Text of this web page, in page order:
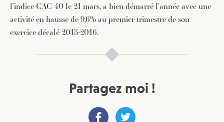
l’indice CAC 40 le 21 mars, a bien démarré l’année avec une
activité en hausse de 9,6% au premier trimestre de son
exercice décalé 2015-2016.
Partagez moi !